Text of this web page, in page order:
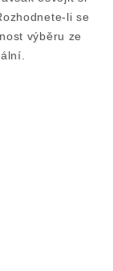
li se
výběru ze